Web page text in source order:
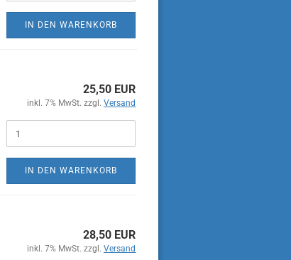
IN DEN WARENKORB
25,50 EUR
inkl. 7% MwSt. zzgl.Versand
IN DEN WARENKORB
28,50 EUR
inkl. 7% MwSt. zzgl.Versand